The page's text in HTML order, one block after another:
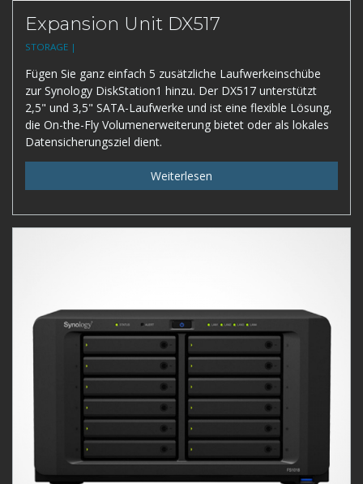
Expansion Unit DX517
STORAGE |
Fügen Sie ganz einfach 5 zusätzliche Laufwerkeinschübe
zur Synology DiskStation1 hinzu. Der DX517 unterstützt
2,5" und 3,5" SATA-Laufwerke und ist eine flexible Lösung,
die On-the-Fly Volumenerweiterung bietet oder als lokales
Datensicherungsziel dient.
Weiterlesen